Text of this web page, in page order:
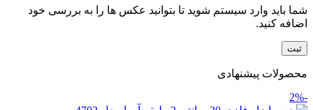
شما باید وارد سیستم شوید تا بتوانید عکس ها را به بررسی خود
اضافه کنید.
محصولات پیشنهادی
-2%